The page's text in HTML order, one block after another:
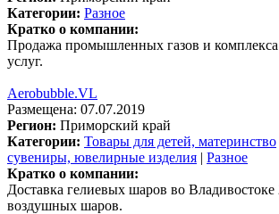
Категории: Разное
Кратко о компании:
Продажа промышленных газов и
услуг.
Aerobubble.VL
Размещена: 07.07.2019
Регион: Приморский край
Категории: Товары для детей, материнство
сувениры, ювелирные изделия | Разное
Кратко о компании:
Доставка гелиевых шаров во
воздушных шаров.